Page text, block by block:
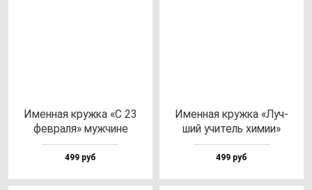
Имен­ная круж­ка «С 23
фев­ра­ля» муж­чи­не
499 руб
Имен­ная круж­ка «Луч­
ший учи­тель хи­мии»
499 руб